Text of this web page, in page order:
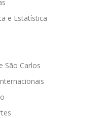
e Estatística
São Carlos